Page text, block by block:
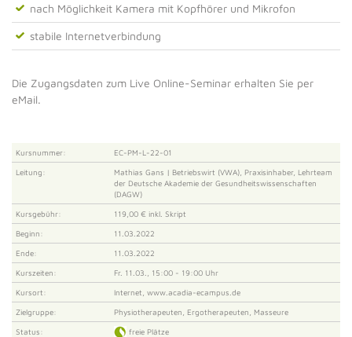
nach Möglichkeit Kamera mit Kopfhörer und Mikrofon
stabile Internetverbindung
Die Zugangsdaten zum Live Online-Seminar erhalten Sie per
eMail.
Kursnummer: EC-PM-L-22-01
Leitung:
Mathias Gans | Betriebswirt (VWA), Praxisinhaber, Lehrteam
der Deutsche Akademie der Gesundheitswissenschaften
(DAGW)
Kursgebühr: 119,00 € inkl. Skript
Beginn: 11.03.2022
Ende: 11.03.2022
Kurszeiten: Fr. 11.03., 15:00 - 19:00 Uhr
Kursort: Internet, www.acadia-ecampus.de
Zielgruppe: Physiotherapeuten, Ergotherapeuten, Masseure
Status: freie Plätze